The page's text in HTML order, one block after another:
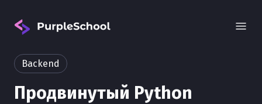
Backend
Продвинутый Python